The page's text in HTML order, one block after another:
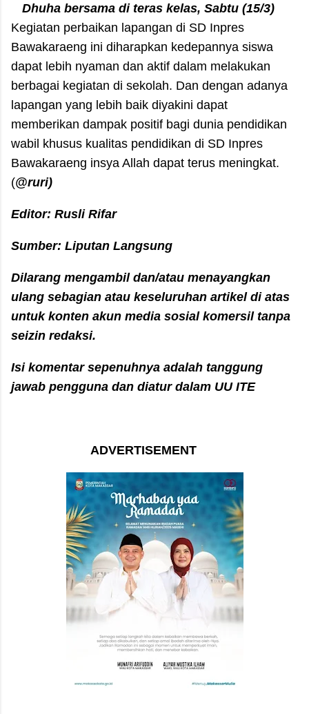
Dhuha bersama di teras kelas, Sabtu (15/3)
Kegiatan perbaikan lapangan di SD Inpres
Bawakaraeng ini diharapkan kedepannya siswa
dapat lebih nyaman dan aktif dalam melakukan
berbagai kegiatan di sekolah. Dan dengan adanya
lapangan yang lebih baik diyakini dapat
memberikan dampak positif bagi dunia pendidikan
wabil khusus kualitas pendidikan di SD Inpres
Bawakaraeng insya Allah dapat terus meningkat.
(@ruri)
Editor: Rusli Rifar
Sumber: Liputan Langsung
Dilarang mengambil dan/atau menayangkan
ulang sebagian atau keseluruhan artikel di atas
untuk konten akun media sosial komersil tanpa
seizin redaksi.
Isi komentar sepenuhnya adalah tanggung
jawab pengguna dan diatur dalam UU ITE
ADVERTISEMENT